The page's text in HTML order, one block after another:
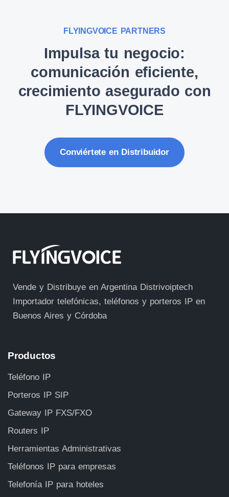
FLYINGVOICE PARTNERS
Impulsa tu negocio:
comunicación eficiente,
crecimiento asegurado con
FLYINGVOICE
Conviértete en Distribuidor
Vende y Distribuye en Argentina Distrivoiptech
Importador telefónicas, teléfonos y porteros IP en
Buenos Aires y Córdoba
Productos
Teléfono IP
Porteros IP SIP
Gateway IP FXS/FXO
Routers IP
Herramientas Administrativas
Teléfonos IP para empresas
Telefonía IP para hoteles